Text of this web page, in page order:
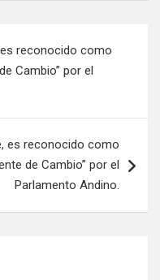
reconocido como
Cambio” por el
es reconocido como
de Cambio” por el
Parlamento Andino.